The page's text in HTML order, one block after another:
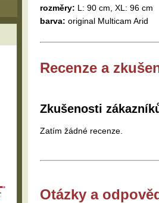
rozměry: L: 90 cm, XL: 96 cm
barva: original Multicam Arid
Recenze a
Zkušenosti
Zatím žádné recenze.
Otázky a